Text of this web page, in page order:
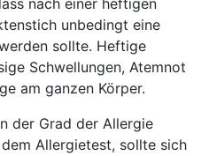
nach einer heftigen
unbedingt eine
sollte. Heftige
Schwellungen, Atemnot
am ganzen Körper.
der Grad der Allergie
Allergietest, sollte sich